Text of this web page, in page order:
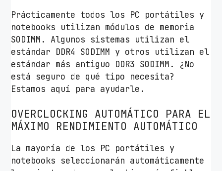
z
/
1
.
2
V
/
L
1
/
S
Prácticamente todos los PC portátiles y
notebooks utilizan módulos de memoria
SODIMM. Algunos sistemas utilizan el
estándar DDR4 SODIMM y otros utilizan el
estándar más antiguo DDR3 SODIMM. ¿No
está seguro de qué tipo necesita?
Estamos aquí para ayudarle.
OVERCLOCKING AUTOMÁTICO PARA EL
MÁXIMO RENDIMIENTO AUTOMÁTICO
La mayoría de los PC portátiles y
notebooks seleccionarán automáticamente